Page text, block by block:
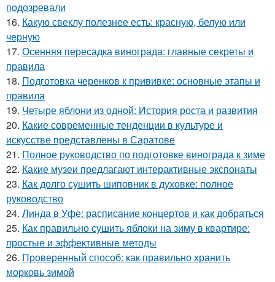
подозревали
16. Какую свеклу полезнее есть: красную, белую или
черную
17. Осенняя пересадка винограда: главные секреты и
правила
18. Подготовка черенков к прививке: основные этапы и
правила
19. Четыре яблони из одной: История роста и развития
20. Какие современные тенденции в культуре и
искусстве представлены в Саратове
21. Полное руководство по подготовке винограда к зиме
22. Какие музеи предлагают интерактивные экспонаты
23. Как долго сушить шиповник в духовке: полное
руководство
24. Линда в Уфе: расписание концертов и как добраться
25. Как правильно сушить яблоки на зиму в квартире:
простые и эффективные методы
26. Проверенный способ: как правильно хранить
морковь зимой